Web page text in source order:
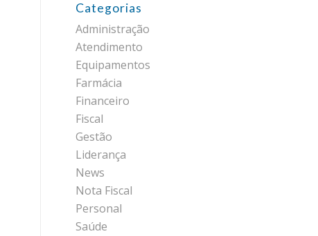
Categorias
Administração
Atendimento
Equipamentos
Farmácia
Financeiro
Fiscal
Gestão
Liderança
News
Nota Fiscal
Personal
Saúde